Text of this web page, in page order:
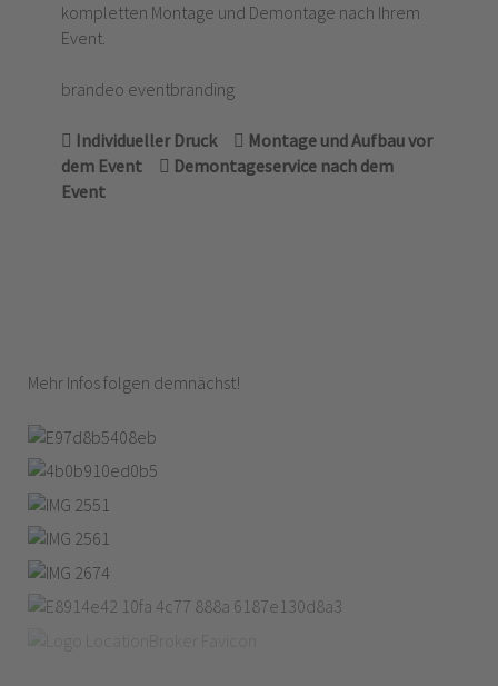
kompletten Montage und Demontage nach Ihrem
Event.
brandeo eventbranding
Individueller Druck
Montage und Aufbau vor
dem Event
Demontageservice nach dem
Event
Mehr Infos folgen demnächst!